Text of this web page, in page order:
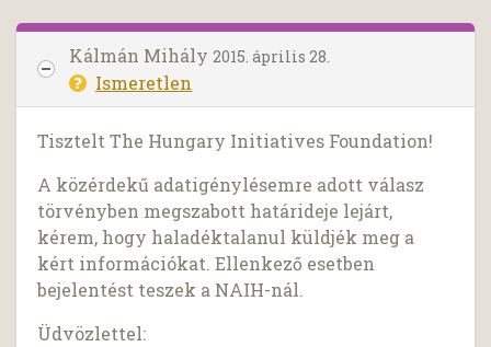
Kálmán Mihály 2015. április 28.
Ismeretlen
Tisztelt The Hungary Initiatives Foundation!
A közérdekű adatigénylésemre adott válasz
törvényben megszabott határideje lejárt,
kérem, hogy haladéktalanul küldjék meg a
kért információkat. Ellenkező esetben
bejelentést teszek a NAIH-nál.
Üdvözlettel: